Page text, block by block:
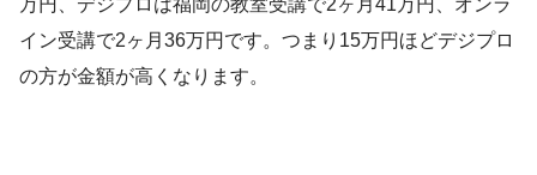
イン受講で2ヶ月36万円です。つまり15万円ほどデジプロ
の方が金額が高くなります。